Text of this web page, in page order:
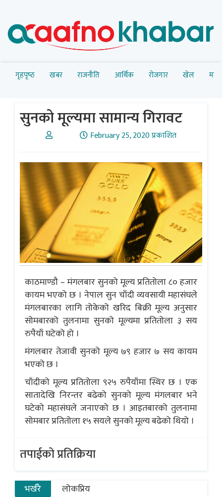
गृहपृष्‍ठ खबर राजनीति आर्थिक रोजगार खेल
सुनको मूल्यमा सामान्य गिरावट
February 25, 2020 प्रकाशित
काठमाण्डौ – मंगलबार सुनको मूल्य प्रतितोला ८० हजार
कायम भएको छ । नेपाल सुन चाँदी व्यवसायी महासंघले
मंगलबारका लागि तोकेको खरिद बिक्री मूल्य अनुसार
सोमबारको तुलनामा सुनको मूल्यमा प्रतितोला ३ सय
रुपैयाँ घटेको हो ।
मंगलबार तेजावी सुनको मूल्य ७९ हजार ७ सय कायम
भएको छ ।
चाँदीको मूल्य प्रतितोला ९२५ रुपैयाँमा स्थिर छ । एक
सातादेखि निरन्तर बढेको सुनको मूल्य मंगलबार भने
घटेको महासंघले जनाएको छ । आइतबारको तुलनामा
सोमबार प्रतितोला १५ सयले सुनको मूल्य बढेको थियो ।
तपाईको प्रतिक्रिया
भर्खरै
लोकप्रिय